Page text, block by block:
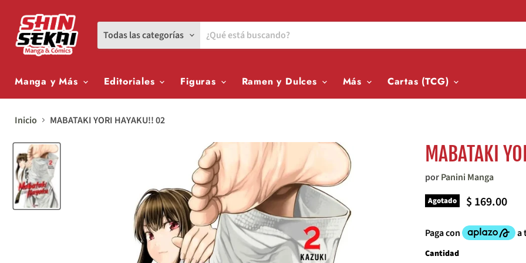
Todas las categorías
Manga y Más Editoriales Figuras Ramen y Dulces Más Cartas (TCG)
Inicio MABATAKI YORI HAYAKU!! 02
MABATAKI
porPanini Manga
Agotado Precio actual
$ 169.00
Cantidad